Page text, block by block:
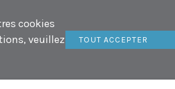
cookies
veuillez
TOUT ACCEPTER